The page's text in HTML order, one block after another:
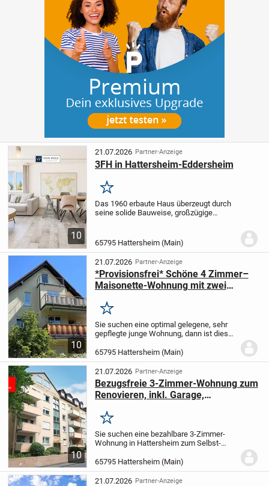
10
21.07.2026 Partner-Anzeige
3FH in Hattersheim-Eddersheim
Merken
Das 1960 erbaute Haus überzeugt durch
seine solide Bauweise, großzügige
verteilt über drei 3 Ebenen stehen
insgesamt 3 Wohneinhei...
65795 Hattersheim (Main)
10
21.07.2026 Partner-Anzeige
*Provisionsfrei* Schöne 4 Zimmer–
Maisonette-Wohnung mit zwei
Merken
Sie suchen eine optimal gelegene, sehr
gepflegte junge Wohnung, dann ist dies
Immobilie/Eigentumswohnung für Sie.
Das freistehende Mehrfamilienhaus mit 6
Parteien wurde 1991...
65795 Hattersheim (Main)
10
21.07.2026 Partner-Anzeige
Bezugsfreie 3-Zimmer-Wohnung zum
Renovieren, inkl. Garage,
Merken
Sie suchen eine bezahlbare 3-Zimmer-
Wohnung in Hattersheim zum Selbst-
Aufzug, dafür bezahlbare Nebenkosten) ...
In einem gepflegten Mehrfamilienhaus?
Ideal für...
65795 Hattersheim (Main)
21.07.2026 Partner-Anzeige